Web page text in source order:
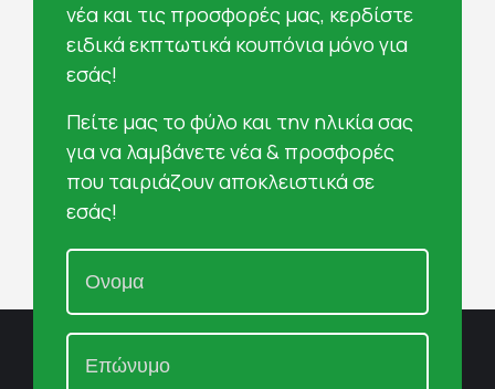
νέα και τις προσφορές μας, κερδίστε
ειδικά εκπτωτικά κουπόνια μόνο για
εσάς!
Πείτε μας το φύλο και την ηλικία σας
για να λαμβάνετε νέα & προσφορές
που ταιριάζουν αποκλειστικά σε
εσάς!